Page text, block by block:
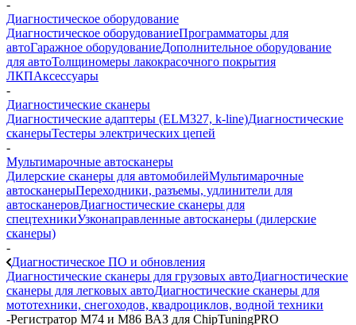
-
Диагностическое оборудование
Диагностическое оборудованиеПрограмматоры для
автоГаражное оборудованиеДополнительное оборудование
для автоТолщиномеры лакокрасочного покрытия
ЛКПАксессуары
-
Диагностические сканеры
Диагностические адаптеры (ELM327, k-line)Диагностические
сканерыТестеры электрических цепей
-
Мультимарочные автосканеры
Дилерские сканеры для автомобилейМультимарочные
автосканерыПереходники, разъемы, удлинители для
автосканеровДиагностические сканеры для
спецтехникиУзконаправленные автосканеры (дилерские
сканеры)
-
Диагностическое ПО и обновления
Диагностические сканеры для грузовых автоДиагностические
сканеры для легковых автоДиагностические сканеры для
мототехники, снегоходов, квадроциклов, водной техники
-Регистратор M74 и M86 ВАЗ для ChipTuningPRO